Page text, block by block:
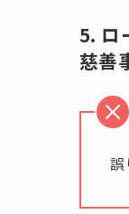
5. ロ
慈善
誤